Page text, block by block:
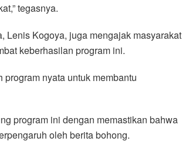
tegasnya.
Lenis Kogoya, juga mengajak masyarakat
keberhasilan program ini.
nyata untuk membantu
program ini dengan memastikan bahwa
oleh berita bohong.